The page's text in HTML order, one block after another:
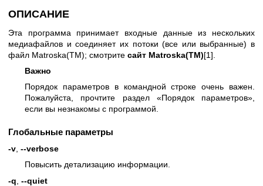
ОПИСАНИЕ
Эта программа принимает входные данные из нескольких
медиафайлов и соединяет их потоки (все или выбранные) в
файл Matroska(TM); смотрите сайт Matroska(TM)[1].
Важно
Порядок параметров в командной строке очень важен.
Пожалуйста, прочтите раздел «Порядок параметров»,
если вы незнакомы с программой.
Глобальные параметры
-v --verbose
Повысить детализацию информации.
-q --quiet